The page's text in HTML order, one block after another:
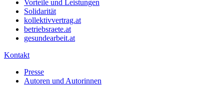
Vorteile und Leistungen
Solidarität
kollektivvertrag.at
betriebsraete.at
gesundearbeit.at
Kontakt
Presse
Autoren und Autorinnen